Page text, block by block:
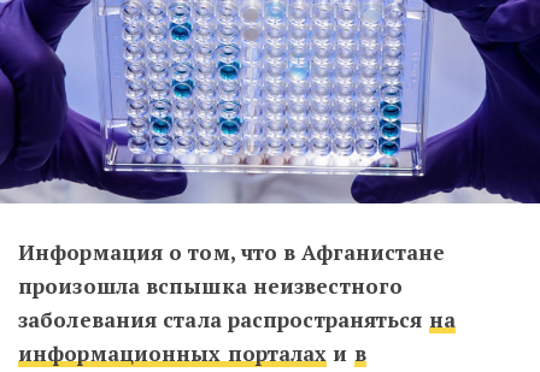
Информация о том, что в Афганистане
произошла вспышка неизвестного
заболевания стала распространяться на
информационных порталах и в